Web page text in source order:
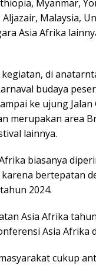
Myanmar,
Malaysia,
Asia Afrika
kegiatan, di
budaya
ke ujung
merupakan area
lainnya.
biasanya
bertepatan
2024.
Asia Afrika
Asia Afrika
cukup